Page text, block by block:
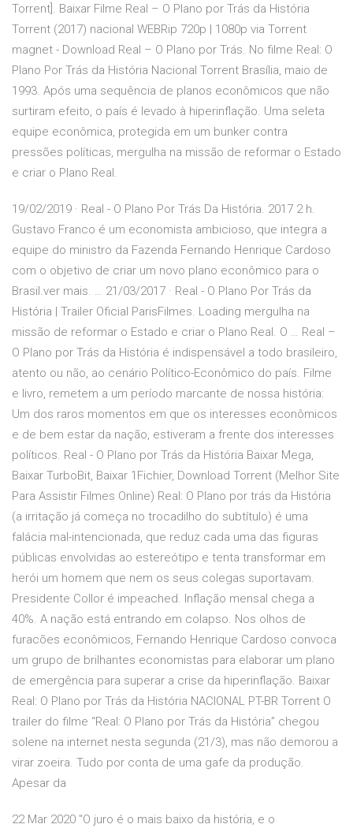
Torrent]. Baixar Filme Real – O Plano por Trás da História
Torrent (2017) nacional WEBRip 720p | 1080p via Torrent
magnet - Download Real – O Plano por Trás. No filme Real: O
Plano Por Trás da História Nacional Torrent Brasília, maio de
1993. Após uma sequência de planos econômicos que não
surtiram efeito, o país é levado à hiperinflação. Uma seleta
equipe econômica, protegida em um bunker contra
pressões políticas, mergulha na missão de reformar o Estado
e criar o Plano Real.
19/02/2019 · Real - O Plano Por Trás Da História. 2017 2 h.
Gustavo Franco é um economista ambicioso, que integra a
equipe do ministro da Fazenda Fernando Henrique Cardoso
com o objetivo de criar um novo plano econômico para o
Brasil.ver mais. … 21/03/2017 · Real - O Plano Por Trás da
História | Trailer Oficial ParisFilmes. Loading mergulha na
missão de reformar o Estado e criar o Plano Real. O … Real –
O Plano por Trás da História é indispensável a todo brasileiro,
atento ou não, ao cenário Político-Econômico do país. Filme
e livro, remetem a um período marcante de nossa história:
Um dos raros momentos em que os interesses econômicos
e de bem estar da nação, estiveram a frente dos interesses
políticos. Real - O Plano por Trás da História Baixar Mega,
Baixar TurboBit, Baixar 1Fichier, Download Torrent (Melhor Site
Para Assistir Filmes Online) Real: O Plano por trás da História
(a irritação já começa no trocadilho do subtítulo) é uma
falácia mal-intencionada, que reduz cada uma das figuras
públicas envolvidas ao estereótipo e tenta transformar em
herói um homem que nem os seus colegas suportavam.
Presidente Collor é impeached. Inflação mensal chega a
40%. A nação está entrando em colapso. Nos olhos de
furacões econômicos, Fernando Henrique Cardoso convoca
um grupo de brilhantes economistas para elaborar um plano
de emergência para superar a crise da hiperinflação. Baixar
Real: O Plano por Trás da História NACIONAL PT-BR Torrent O
trailer do filme “Real: O Plano por Trás da História” chegou
solene na internet nesta segunda (21/3), mas não demorou a
virar zoeira. Tudo por conta de uma gafe da produção.
Apesar da
22 Mar 2020 "O juro é o mais baixo da história, e o